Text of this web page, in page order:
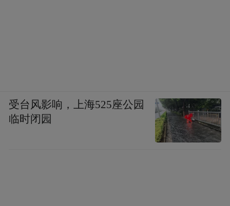
受台风影响，上海525座公园
临时闭园